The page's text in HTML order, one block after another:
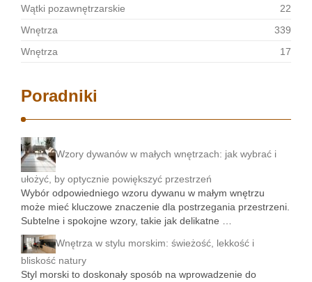
Wątki pozawnętrzarskie
22
Wnętrza
339
Wnętrza
17
Poradniki
Wzory dywanów w małych wnętrzach: jak wybrać i
ułożyć, by optycznie powiększyć przestrzeń
Wybór odpowiedniego wzoru dywanu w małym wnętrzu
może mieć kluczowe znaczenie dla postrzegania przestrzeni.
Subtelne i spokojne wzory, takie jak delikatne …
Wnętrza w stylu morskim: świeżość, lekkość i
bliskość natury
Styl morski to doskonały sposób na wprowadzenie do